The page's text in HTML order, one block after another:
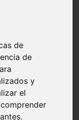
de
de
y
el
zanahorias con
zanahorias